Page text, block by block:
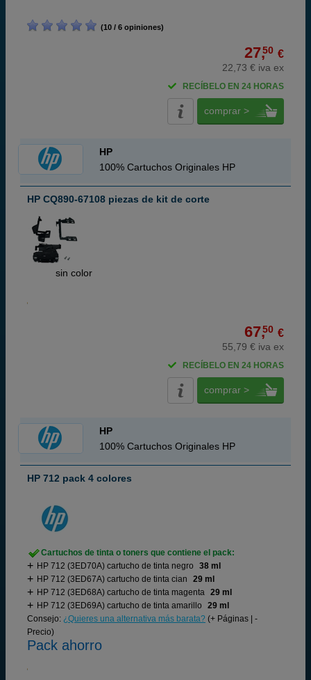
(10 / 6 opiniones)
27,50 €
22,73 € iva ex
RECÍBELO EN 24 HORAS
comprar >
HP
100% Cartuchos Originales HP
HP CQ890-67108 piezas de kit de corte
sin color
67,50 €
55,79 € iva ex
RECÍBELO EN 24 HORAS
comprar >
HP
100% Cartuchos Originales HP
HP 712 pack 4 colores
Cartuchos de tinta o toners que contiene el pack:
HP 712 (3ED70A) cartucho de tinta negro
38 ml
HP 712 (3ED67A) cartucho de tinta cian
29 ml
HP 712 (3ED68A) cartucho de tinta magenta 29 ml
HP 712 (3ED69A) cartucho de tinta amarillo
29 ml
Consejo: ¿Quieres una alternativa más barata? (+ Páginas | -
Precio)
Pack ahorro